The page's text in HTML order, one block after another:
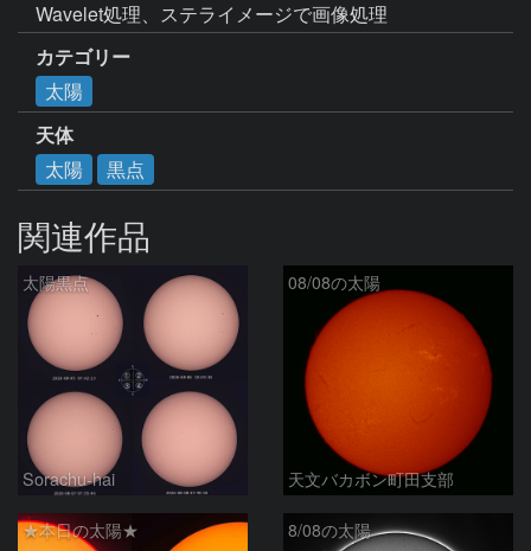
Wavelet処理、ステライメージで画像処理
カテゴリー
太陽
天体
太陽
黒点
関連作品
太陽黒点
Sorachu-hai
08/08の太陽
天文バカボン町田支部
★本日の太陽★ 8/08の太陽